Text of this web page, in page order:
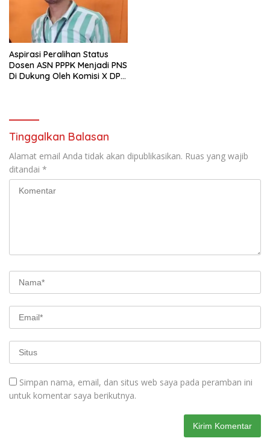
Aspirasi Peralihan Status
Dosen ASN PPPK Menjadi PNS
Di Dukung Oleh Komisi X DPR
Tinggalkan Balasan
Alamat email Anda tidak akan dipublikasikan. Ruas yang wajib
ditandai *
Simpan nama, email, dan situs web saya pada peramban ini
untuk komentar saya berikutnya.